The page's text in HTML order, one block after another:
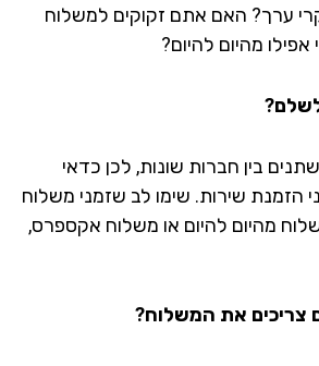
האם אתם זקוקים למשלוח
מהיום להיום?
חברות שונות, לכן כדאי
שירות. שימו לב שזמני משלוח
מהיום להיום או משלוח אקספרס,
את המשלוח?